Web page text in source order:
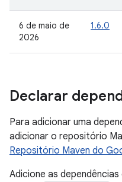
6 de maio de
2026
1.6.0
Declarar
Para adicionar uma
adicionar o repositório
Repositório Maven do
Adicione as